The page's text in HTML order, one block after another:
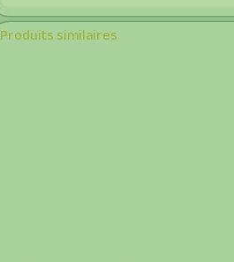
Produits similaires